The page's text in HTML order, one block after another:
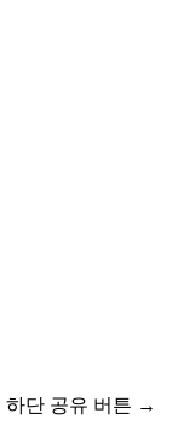
하단 공유 버튼 →